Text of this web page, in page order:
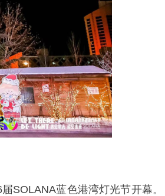
SOLANA蓝色港湾灯光节开幕。